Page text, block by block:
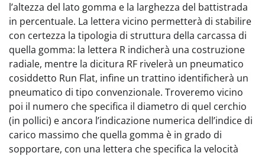
l’altezza del lato gomma e la larghezza del battistrada
in percentuale. La lettera vicino permetterà di stabilire
con certezza la tipologia di struttura della carcassa di
quella gomma: la lettera R indicherà una costruzione
radiale, mentre la dicitura RF rivelerà un pneumatico
cosiddetto Run Flat, infine un trattino identificherà un
pneumatico di tipo convenzionale. Troveremo vicino
poi il numero che specifica il diametro di quel cerchio
(in pollici) e ancora l’indicazione numerica dell’indice di
carico massimo che quella gomma è in grado di
sopportare, con una lettera che specifica la velocità